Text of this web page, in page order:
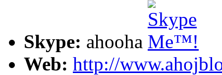
Skype: ahooha
Web: http://